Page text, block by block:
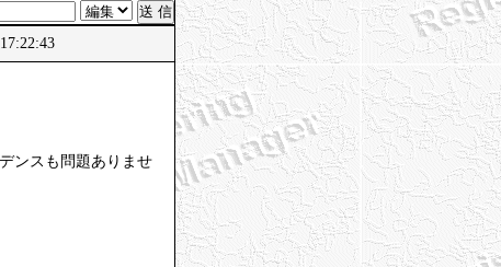
ンスも問題ありませ